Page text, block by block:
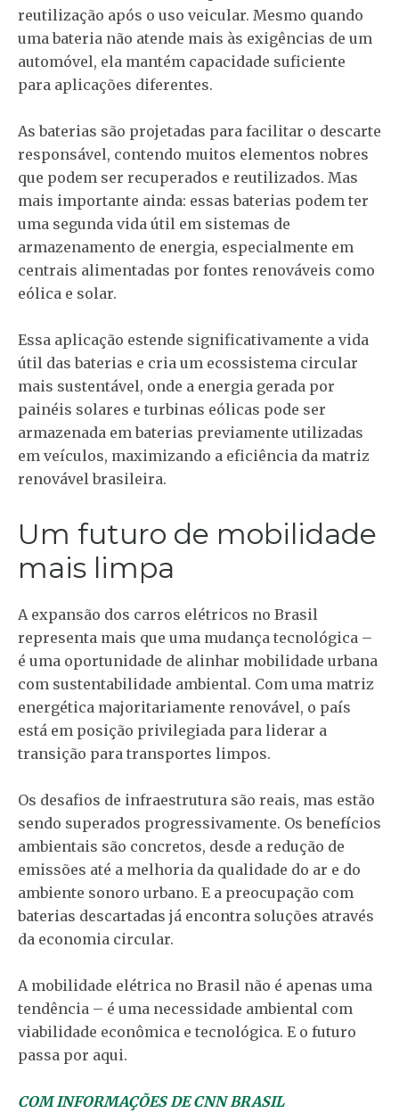
reutilização após o uso veicular. Mesmo quando
uma bateria não atende mais às exigências de um
automóvel, ela mantém capacidade suficiente
para aplicações diferentes.
As baterias são projetadas para facilitar o descarte
responsável, contendo muitos elementos nobres
que podem ser recuperados e reutilizados. Mas
mais importante ainda: essas baterias podem ter
uma segunda vida útil em sistemas de
armazenamento de energia, especialmente em
centrais alimentadas por fontes renováveis como
eólica e solar.
Essa aplicação estende significativamente a vida
útil das baterias e cria um ecossistema circular
mais sustentável, onde a energia gerada por
painéis solares e turbinas eólicas pode ser
armazenada em baterias previamente utilizadas
em veículos, maximizando a eficiência da matriz
renovável brasileira.
Um futuro de mobilidade
mais limpa
A expansão dos carros elétricos no Brasil
representa mais que uma mudança tecnológica –
é uma oportunidade de alinhar mobilidade urbana
com sustentabilidade ambiental. Com uma matriz
energética majoritariamente renovável, o país
está em posição privilegiada para liderar a
transição para transportes limpos.
Os desafios de infraestrutura são reais, mas estão
sendo superados progressivamente. Os benefícios
ambientais são concretos, desde a redução de
emissões até a melhoria da qualidade do ar e do
ambiente sonoro urbano. E a preocupação com
baterias descartadas já encontra soluções através
da economia circular.
A mobilidade elétrica no Brasil não é apenas uma
tendência – é uma necessidade ambiental com
viabilidade econômica e tecnológica. E o futuro
passa por aqui.
COM INFORMAÇÕES DE CNN BRASIL